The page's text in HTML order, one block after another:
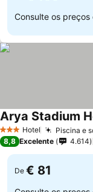
Consulte os preços
3 EstrelasHotel Piscina e
Arya Stadium
8,8 Excelente 4.614
De € 81